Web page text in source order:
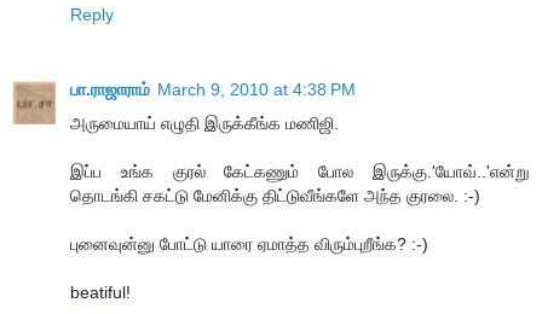
Reply
பா.ராஜாராம் March 9, 2010 at 4:38 PM
அருமையாய் எழுதி இருக்கீங்க மணிஜி.
இப்ப உங்க குரல் கேட்கணும் போல இருக்கு.'யோவ்..'என்று
தொடங்கி சகட்டு மேனிக்கு திட்டுவீங்களே அந்த குரலை. :-)
புனைவுன்னு போட்டு யாரை ஏமாத்த விரும்புறீங்க? :-)
beatiful!